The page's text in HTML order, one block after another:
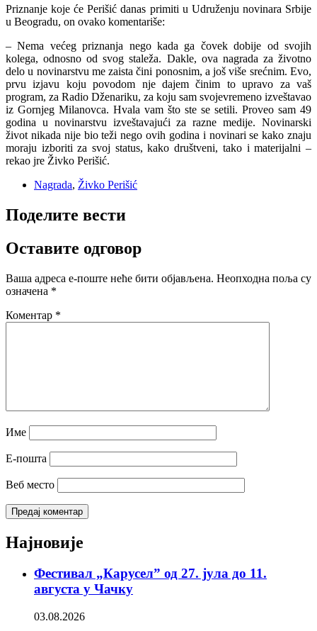
Priznanje koje će Perišić danas primiti u Udruženju novinara Srbije
u Beogradu, on ovako komentariše:
– Nema većeg priznanja nego kada ga čovek dobije od svojih
kolega, odnosno od svog staleža. Dakle, ova nagrada za životno
delo u novinarstvu me zaista čini ponosnim, a još više srećnim. Evo,
prvu izjavu koju povodom nje dajem činim to upravo za vaš
program, za Radio Dženariku, za koju sam svojevremeno izveštavao
iz Gornjeg Milanovca. Hvala vam što ste se setili. Proveo sam 49
godina u novinarstvu izveštavajući za razne medije. Novinarski
život nikada nije bio teži nego ovih godina i novinari se kako znaju
moraju izboriti za svoj status, kako društveni, tako i materijalni –
rekao jre Živko Perišić.
Nagrada, Živko Perišić
Поделите вести
Оставите одговор
Ваша адреса е-поште неће бити објављена. Неопходна поља су
означена *
Коментар *
Име
Е-пошта
Веб место
Најновије
Фестивал „Карусел” од 27. јула до 11.
августа у Чачку
03.08.2026